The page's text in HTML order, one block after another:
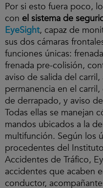
Por si esto fuera poco,
con el sistema de
EyeSight, capaz de
sus dos cámaras
funciones únicas:
frenada pre-colisión,
aviso de salida del
permanencia en el
de derrapado, y aviso
Todas ellas se manejan
mandos ubicados a la
multifunción. Según los
procedentes del
Accidentes de Tráfico,
accidentes que acaben
conductor,